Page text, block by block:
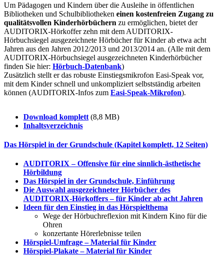
Um Pädagogen und Kindern über die Ausleihe in öffentlichen
Bibliotheken und Schulbibliotheken einen kostenfreien Zugang zu
qualitätsvollen Kinderhörbüchern zu ermöglichen, bietet der
AUDITORIX-Hörkoffer zehn mit dem AUDITORIX-
Hörbuchsiegel ausgezeichnete Hörbücher für Kinder ab etwa acht
Jahren aus den Jahren 2012/2013 und 2013/2014 an. (Alle mit dem
AUDITORIX-Hörbuchsiegel ausgezeichneten Kinderhörbücher
finden Sie hier: Hörbuch-Datenbank)
Zusätzlich stellt er das robuste Einstiegsmikrofon Easi-Speak vor,
mit dem Kinder schnell und unkompliziert selbstständig arbeiten
können (AUDITORIX-Infos zum Easi-Speak-Mikrofon).
Download komplett (8,8 MB)
Inhaltsverzeichnis
Das Hörspiel in der Grundschule (Kapitel komplett, 12 Seiten)
AUDITORIX – Offensive für eine sinnlich-ästhetische
Hörbildung
Das Hörspiel in der Grundschule, Einführung
Die Auswahl ausgezeichneter Hörbücher des
AUDITORIX-Hörkoffers – für Kinder ab acht Jahren
Ideen für den Einstieg in das Hörspielthema
Wege der Hörbuchreflexion mit Kindern Kino für die
Ohren
konzertante Hörerlebnisse teilen
Hörspiel-Umfrage – Material für Kinder
Hörspiel-Plakate – Material für Kinder